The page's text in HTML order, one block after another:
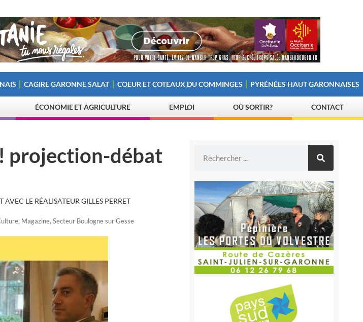
CAGIRE GARONNE SALAT COEUR ET COTEAUX DU COMMINGES PYRÉNÉES HAUT GARONNAISES
ÉCONOMIE ET AGRICULTURE EMPLOI OÙ SORTIR? CONTACT
projection-débat
LE RÉALISATEUR GILLES PERRET
, Magazine, Secteur Boulogne sur Gesse